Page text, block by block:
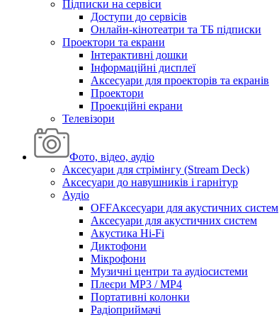
Підписки на сервіси
Доступи до сервісів
Онлайн-кінотеатри та ТБ підписки
Проектори та екрани
Інтерактивні дошки
Інформаційні дисплеї
Аксесуари для проекторів та екранів
Проектори
Проекційні екрани
Телевізори
Фото, відео, аудіо
Аксесуари для стрімінгу (Stream Deck)
Аксесуари до навушників і гарнітур
Аудіо
OFFАксесуари для акустичних систем
Аксесуари для акустичних систем
Акустика Hi-Fi
Диктофони
Мікрофони
Музичні центри та аудіосистеми
Плеєри MP3 / MP4
Портативні колонки
Радіоприймачі